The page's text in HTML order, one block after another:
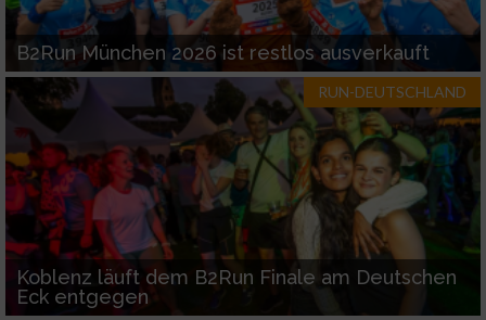
B2Run München 2026 ist restlos ausverkauft
RUN-DEUTSCHLAND
Koblenz läuft dem B2Run Finale am Deutschen
Eck entgegen